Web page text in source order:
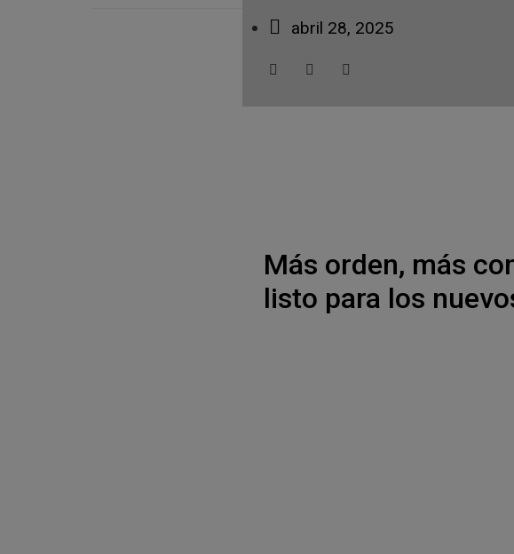
abril 28, 2025
Más orden, más
listo para los